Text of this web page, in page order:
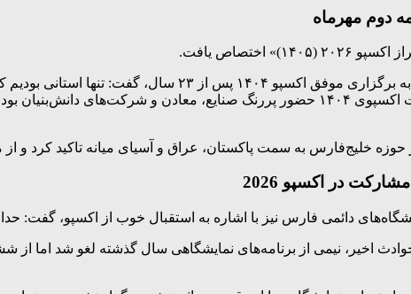
اختصاص یافت.
مدیرکل صمت فارس، با اشاره به برگزاری موفق
اکسپوی ۱۴۰۵ شدیم؛ نقطه قوت اکسپوی ۱۴۰۴ حضور پررنگ صنایع،
حوزه خلیج‌فارس به سمت پاکستان، عراق و آسیای میانه تاکید کرد و
در اکسپو 2026
دائمی فارس نیز با اشاره به استقبال خوب از اکسپو، گفت:
اخیر، نیمی از برنامه‌های نمایشگاهی سال گذشته لغو شد اما